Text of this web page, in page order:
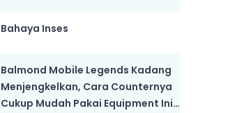
Bahaya Inses
Balmond Mobile Legends Kadang
Menjengkelkan, Cara Counternya
Cukup Mudah Pakai Equipment Ini,